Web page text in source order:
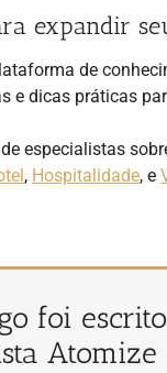
expandir
de
e dicas práticas
especialistas
, Hospitalidade, e
foi
Atomize